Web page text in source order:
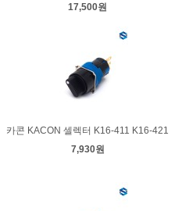
17,500원
카콘 KACON 셀렉터 K16-411 K16-421
7,930원